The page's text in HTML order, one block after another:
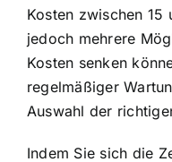
Kosten zwischen 15
jedoch mehrere
Kosten senken
regelmäßiger
Auswahl der
Indem Sie sich die